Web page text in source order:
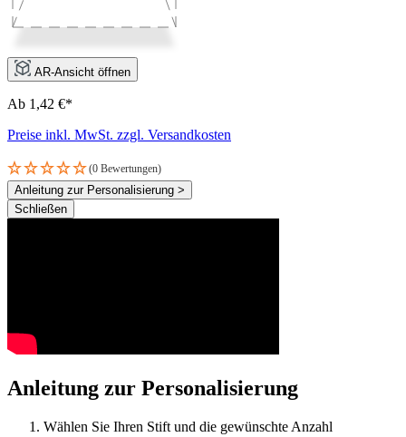
AR-Ansicht öffnen
Ab 1,42 €*
Preise inkl. MwSt. zzgl. Versandkosten
(0 Bewertungen)
Anleitung zur Personalisierung >
Schließen
Anleitung zur Personalisierung
Wählen Sie Ihren Stift und die gewünschte Anzahl